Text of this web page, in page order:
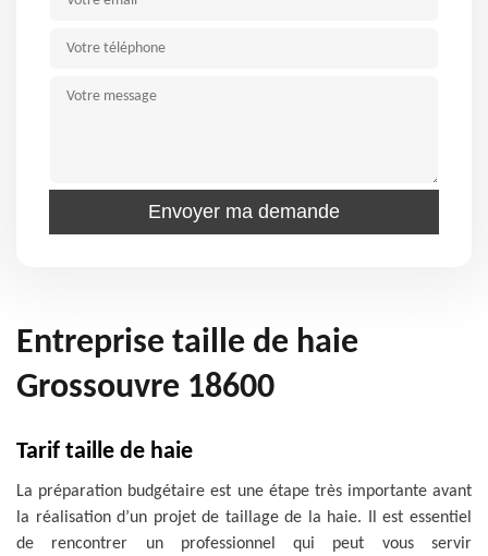
Entreprise taille de haie
Grossouvre 18600
Tarif taille de haie
La préparation budgétaire est une étape très importante avant
la réalisation d’un projet de taillage de la haie. Il est essentiel
de rencontrer un professionnel qui peut vous servir